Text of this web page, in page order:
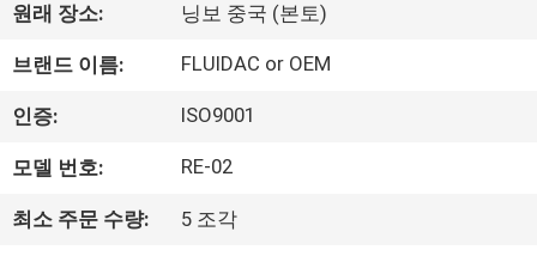
동
영
상
우
원래 장소: 닝보 중국 (본토)
브랜드 이름: FLUIDAC or OEM
인증: ISO9001
모델 번호: RE-02
최소 주문 수량: 5 조각